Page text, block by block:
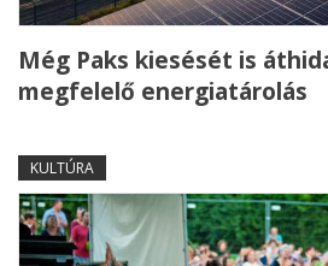
Még Paks kiesését is
megfelelő energiatárolás
KULTÚRA